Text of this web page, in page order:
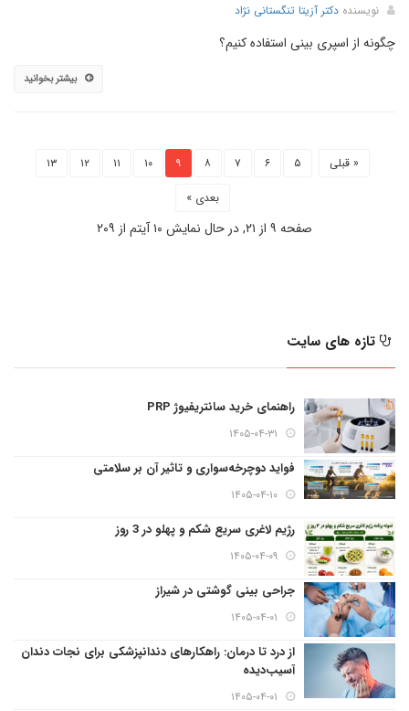
نویسنده دکتر آزیتا تنگستانی نژاد
چگونه از اسپری بینی استفاده کنیم؟
بیشتر بخوانید
« قبلی ۵ ۶ ۷ ۸ ۹ ۱۰ ۱۱ ۱۲
۱۳
بعدی »
صفحه ۹ از ۲۱, در حال نمایش ۱۰ آیتم از ۲۰۹
تازه های سایت
راهنمای خرید سانتریفیوژ PRP
۱۴۰۵-۰۴-۳۱
فواید دوچرخه‌سواری و تاثیر آن بر سلامتی
۱۴۰۵-۰۴-۱۰
رژیم لاغری سریع شکم و پهلو در 3 روز
۱۴۰۵-۰۴-۰۹
جراحی بینی گوشتی در شیراز
۱۴۰۵-۰۴-۰۱
از درد تا درمان: راهکارهای دندانپزشکی برای نجات دندان
آسیب‌دیده
۱۴۰۵-۰۴-۰۱